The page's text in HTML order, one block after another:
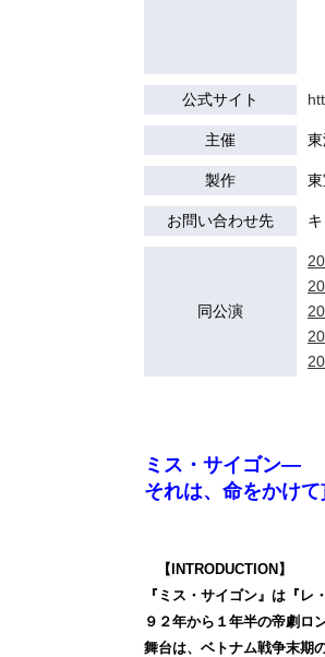
公式サイト
主催
製作
お問い合わせ先
同公演
ミス・サイゴン―
それは、命をかけて
【INTRODUCTION】
『ミス・サイゴン』は『
９２年から１年半の帝劇ロ
舞台は、ベトナム戦争末期